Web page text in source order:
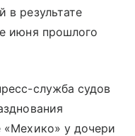
в результате
июня прошлого
служба судов
«Мехико» у дочери